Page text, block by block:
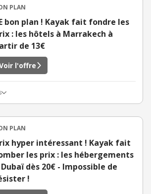
PLAN
bon plan ! Kayak fait fondre les
: les hôtels à Marrakech à
de 13€
l'offre
PLAN
hyper intéressant ! Kayak fait
les prix : les hébergements
dès 20€ - Impossible de
!